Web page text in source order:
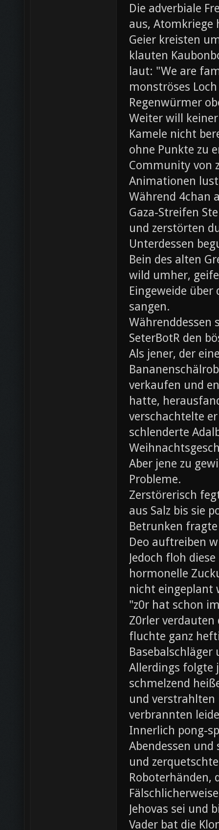
Die adverbiale
aus,
Geier kreisten
klauten
laut: "We are
monströses
Regenwürmer
Weiter will
Kamele nicht
ohne Punkte zu
Community von
Animationen
Während 4chan
Gaza-Streifen
und zerstörten
Unterdessen
Bein des alten
wild umher,
Eingeweide
sangen.
Währenddessen
SeterBotR den
Als jener, der
verkaufen und
hatte,
verschachtelte
schlenderte
Aber jene zu
Probleme.
Zerstörerisch
aus Salz bis sie
Betrunken
Deo auftreiben
Jedoch floh
hormonelle
nicht eingeplant
"z0r hat schon
Z0rler
fluchte ganz
Allerdings folgte
schmelzend
und verstrahlten
verbrannten
Innerlich pong-
Abendessen
und
Roboterhänden,
Jehovas sei und
Vader bat die